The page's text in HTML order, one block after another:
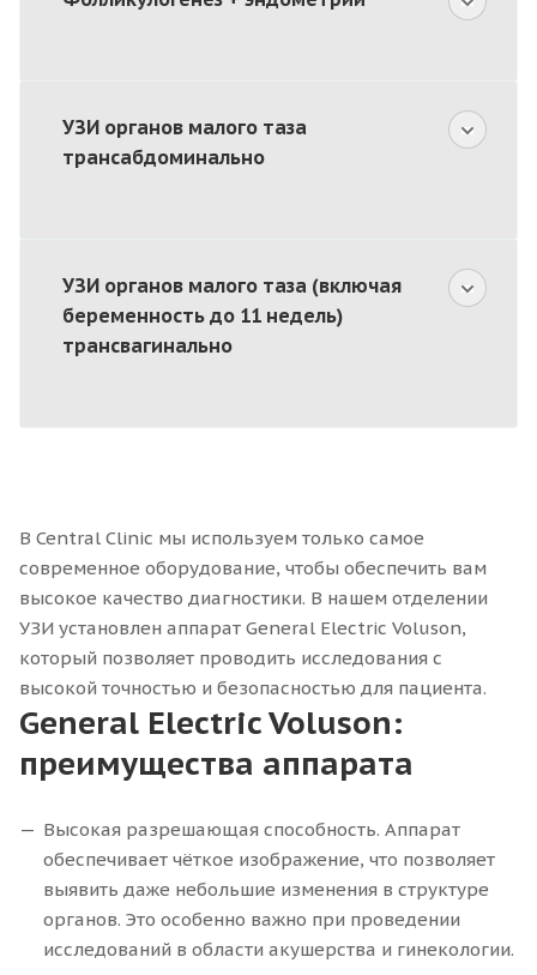
УЗИ органов малого таза
трансабдоминально
УЗИ органов малого таза (включая
беременность до 11 недель)
трансвагинально
В Central Clinic мы используем только самое
современное оборудование, чтобы обеспечить вам
высокое качество диагностики. В нашем отделении
УЗИ установлен аппарат General Electric Voluson,
который позволяет проводить исследования с
высокой точностью и безопасностью для пациента.
General Electric Voluson:
преимущества аппарата
Высокая разрешающая способность. Аппарат
обеспечивает чёткое изображение, что позволяет
выявить даже небольшие изменения в структуре
органов. Это особенно важно при проведении
исследований в области акушерства и гинекологии.